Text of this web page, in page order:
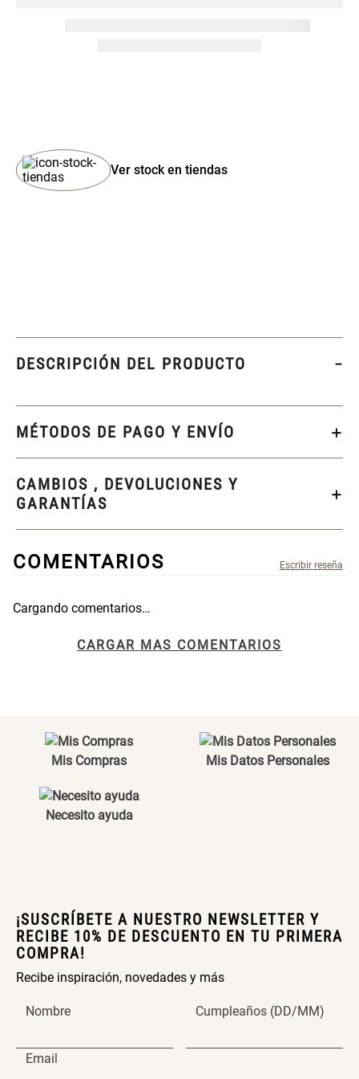
Mis Compras Mis Datos Personales
Necesito ayuda
¡SUSCRÍBETE A NUESTRO NEWSLETTER Y
RECIBE 10% DE DESCUENTO EN TU PRIMERA
COMPRA!
Recibe inspiración, novedades y más
Nombre Cumpleaños (DD/MM)
Email